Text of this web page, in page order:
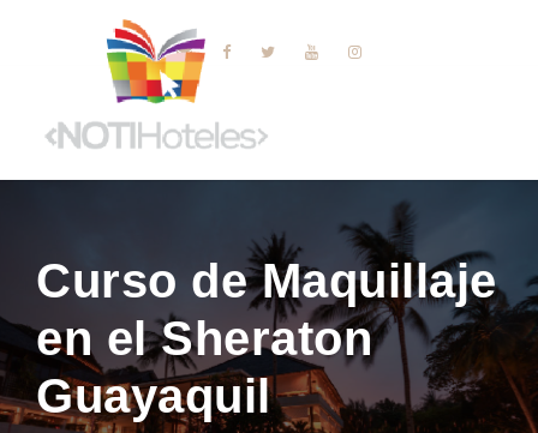
Curso de Maquillaje
en el Sheraton
Guayaquil